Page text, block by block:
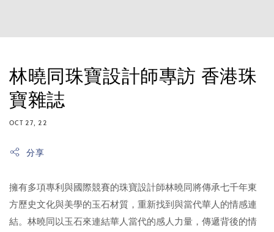
林曉同珠寶設計師專訪 香港珠
寶雜誌
OCT 27, 22
分享
擁有多項專利與國際競賽的珠寶設計師林曉同將傳承七千年東
方歷史文化與美學的玉石材質，重新找到與當代華人的情感連
結。林曉同以玉石來連結華人當代的感人力量，傳遞背後的情